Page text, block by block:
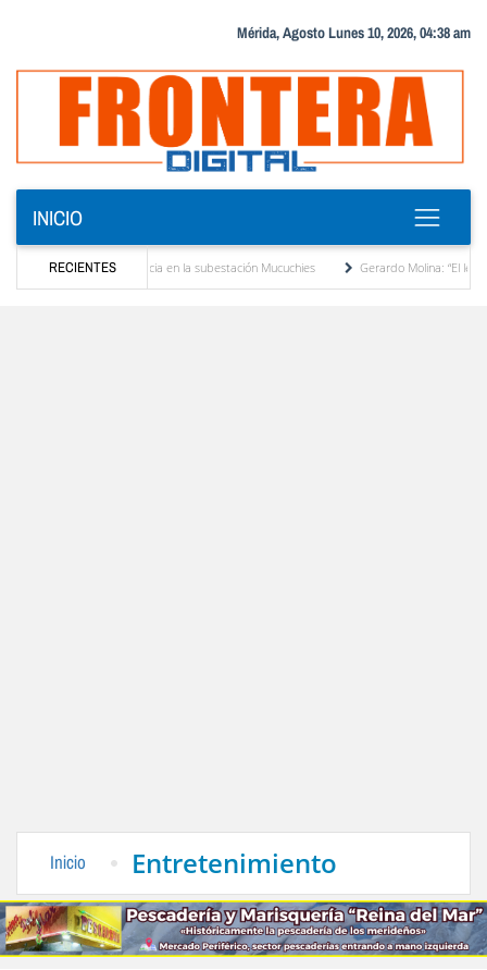
Mérida, Agosto Lunes 10, 2026, 04:38 am
INICIO
RECIENTES
de potencia en la subestación Mucuchies
Gerardo Molina: “El legado de
Inicio Entretenimiento